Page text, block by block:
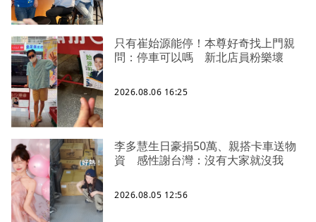
只有崔始源能停！本尊好奇找上門親
問：停車可以嗎 新北店員粉樂壞
2026.08.06 16:25
李多慧生日豪捐50萬、親搭卡車送物
資 感性謝台灣：沒有大家就沒我
2026.08.05 12:56